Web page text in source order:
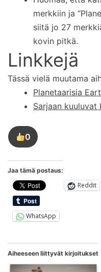
merkkiin ja
siitä jo 27
kovin pitkä.
Linkkejä
Tässä vielä muutama
Planetaarisia
Sarjaan
0
Tykkää
tästä
Jaa tämä postaus:
Reddit
WhatsApp
Aiheeseen liittyvät kirjoitukset